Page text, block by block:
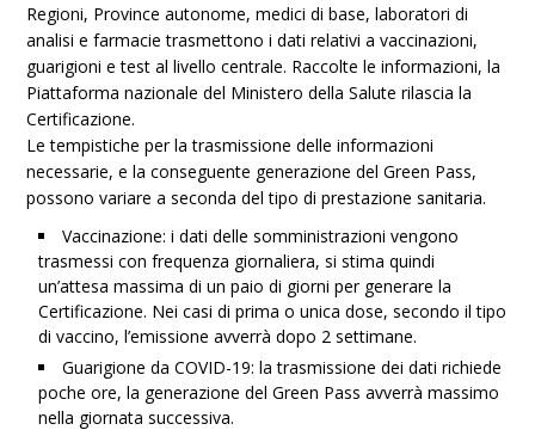
Regioni, Province autonome, medici di base, laboratori di
analisi e farmacie trasmettono i dati relativi a vaccinazioni,
guarigioni e test al livello centrale. Raccolte le informazioni, la
Piattaforma nazionale del Ministero della Salute rilascia la
Certificazione.
Le tempistiche per la trasmissione delle informazioni
necessarie, e la conseguente generazione del Green Pass,
possono variare a seconda del tipo di prestazione sanitaria.
Vaccinazione: i dati delle somministrazioni vengono
trasmessi con frequenza giornaliera, si stima quindi
un’attesa massima di un paio di giorni per generare la
Certificazione. Nei casi di prima o unica dose, secondo il tipo
di vaccino, l’emissione avverrà dopo 2 settimane.
Guarigione da COVID-19: la trasmissione dei dati richiede
poche ore, la generazione del Green Pass avverrà massimo
nella giornata successiva.